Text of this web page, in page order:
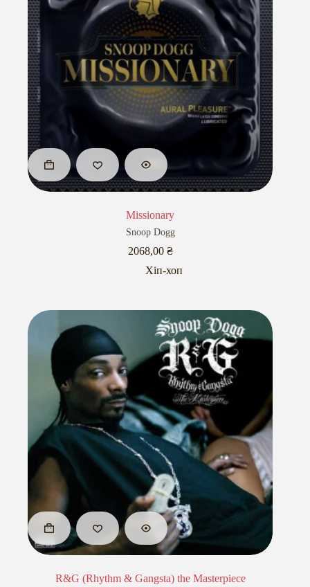
Missionary
Snoop Dogg
2068,00 ₴
Хіп-хоп
R&G (Rhythm & Gangsta) the Masterpiece